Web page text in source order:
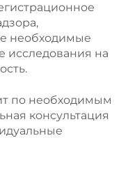
необходимые
исследования на
по необходимым
консультация